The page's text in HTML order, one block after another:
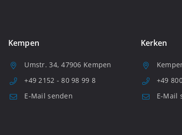
Kempen
Umstr. 34, 47906 Kempen
+49 2152 - 80 98 99 8
E-Mail senden
Kerken
+49
E-Mail